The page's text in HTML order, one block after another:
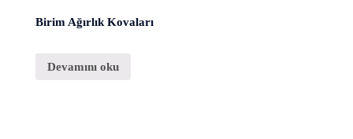
Birim Ağırlık Kovaları
Devamını oku